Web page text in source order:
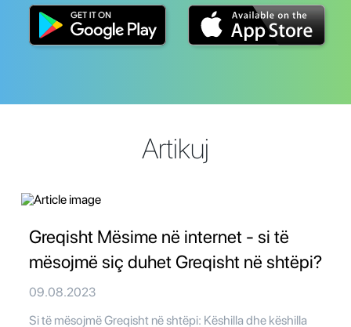
Artikuj
Greqisht Mësime në internet - si të
mësojmë siç duhet Greqisht në shtëpi?
09.08.2023
Si të mësojmë Greqisht në shtëpi: Këshilla dhe këshilla